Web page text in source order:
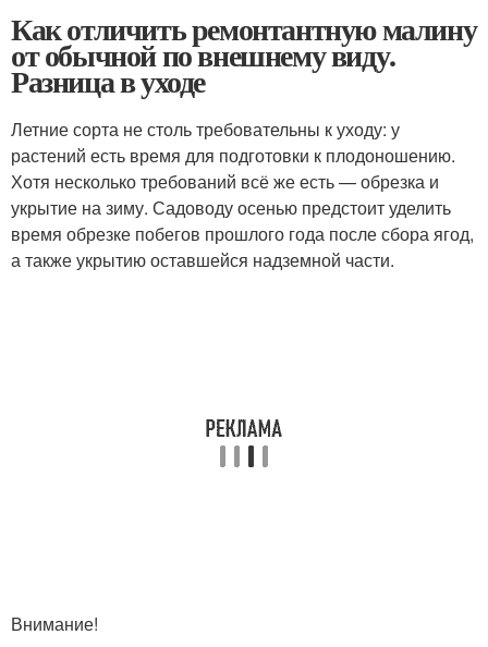
Как отличить ремонтантную малину
от обычной по внешнему виду.
Разница в уходе
Летние сорта не столь требовательны к уходу: у
растений есть время для подготовки к плодоношению.
Хотя несколько требований всё же есть — обрезка и
укрытие на зиму. Садоводу осенью предстоит уделить
время обрезке побегов прошлого года после сбора ягод,
а также укрытию оставшейся надземной части.
Внимание!